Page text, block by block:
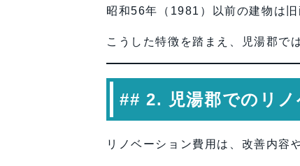
昭和56年（1981）以前の建物は旧
こうした特徴を踏まえ、児湯郡で
## 2. 児湯郡でのリ
リノベーション費用は、改善内容